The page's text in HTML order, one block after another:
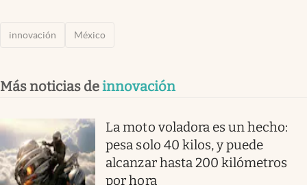
innovación México
Más noticias deinnovación
La moto voladora es un hecho:
pesa solo 40 kilos, y puede
alcanzar hasta 200 kilómetros
por hora